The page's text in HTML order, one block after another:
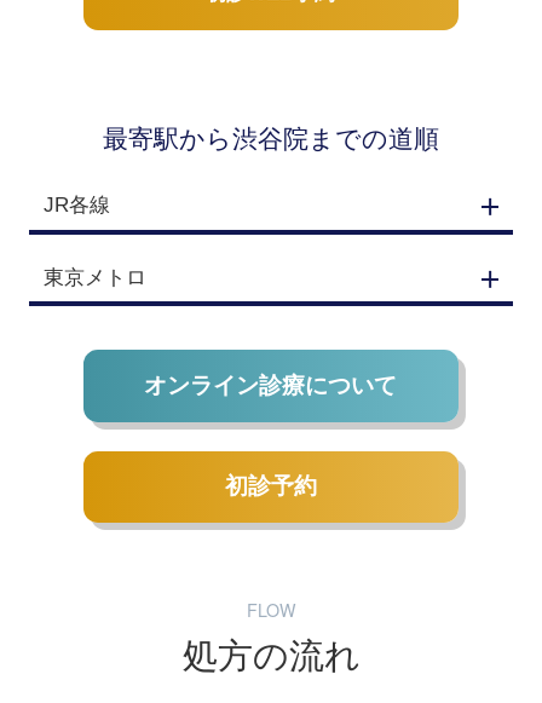
最寄駅から渋谷院までの道順
JR各線
東京メトロ
オンライン診療について
初診予約
FLOW
処方の流れ